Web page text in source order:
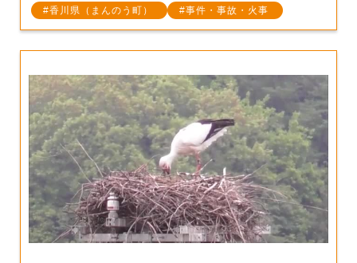
香川県（まんのう町）
事件・事故・火事